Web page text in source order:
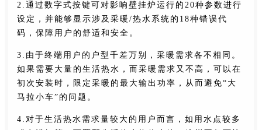
2.通过数字式按键可对影响壁挂炉运行的20种参数进行
设定，并能够显示涉及采暖/热水系统的18种错误代
码，保障用户的舒适和安全。
3.由于终端用户的户型千差万别，采暖需求各不相同。
如果需要大量的生活热水，而采暖需求又不高，可以在
初次安装时，限定采暖的最大输出功率，从而避免“大
马拉小车”的问题。
4.对于生活热水需求量较大的用户而言，如用水点较多